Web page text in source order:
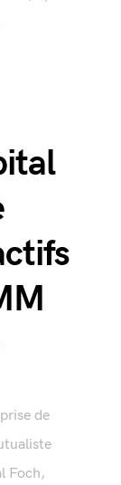
de
Foch,